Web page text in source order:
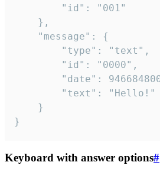
}
Keyboard with answer options#